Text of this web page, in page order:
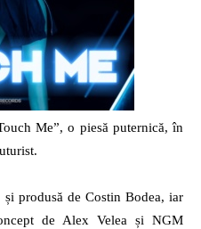
Me”, o piesă puternică, în
produsă de Costin Bodea, iar
de Alex Velea și NGM